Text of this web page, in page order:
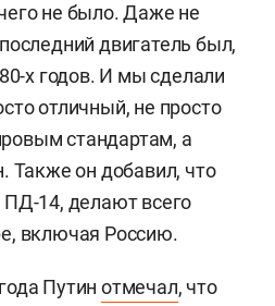
не было. Даже не
двигатель был,
х годов. И мы сделали
отличный, не просто
стандартам, а
Также он добавил, что
14, делают всего
включая Россию.
Путинотмечал, что